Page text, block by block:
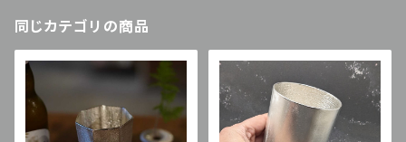
同じカテゴリの商品